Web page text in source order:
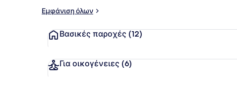
Εμφάνιση όλων
Βασικές παροχές (12)
Για οικογένειες (6)